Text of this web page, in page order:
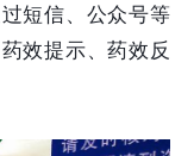
短信、公众号等
效提示、药效反